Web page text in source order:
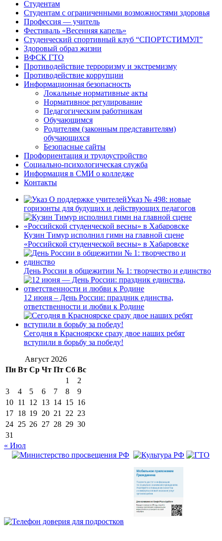
Студентам
Студентам с ограниченными возможностями здоровья
Профессия — учитель
Фестиваль «Весенняя капель»
Студенческий спортивный клуб “СПОРТСТИМУЛ”
Здоровый образ жизни
ВФСК ГТО
Противодействие терроризму и экстремизму
Противодействие коррупции
Информационная безопасность
Локальные нормативные акты
Нормативное регулирование
Педагогическим работникам
Обучающимся
Родителям (законным представителям)
обучающихся
Безопасные сайты
Профориентация и трудоустройство
Социально-психологическая служба
Информация в СМИ о колледже
Контакты
Указ № 498: новые
горизонты для будущих и действующих педагогов
Кузин Тимур исполнил гимн на главной сцене
«Российской студенческой весны» в Хабаровске
День России в общежитии № 1: творчество и единство
12 июня – День России: праздник единства,
ответственности и любви к Родине
Сегодня в Красноярске сразу двое наших ребят
вступили в борьбу за победу!
Август 2026
Пн Вт Ср Чт Пт Сб Вс
1
2
3
4 5 6 7 8
9
10 11 12 13 14 15 16
17 18 19 20 21 22 23
24 25 26 27 28 29 30
31
« Июл